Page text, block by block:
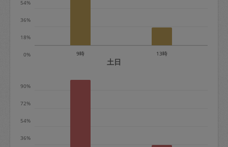
※キャンセル料金の設定について：
0%
18%
36%
54%
9時 13時
土日
36%
54%
72%
90%